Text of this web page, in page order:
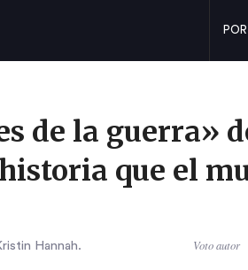
de la guerra»
que el
Hannah. Voto autor